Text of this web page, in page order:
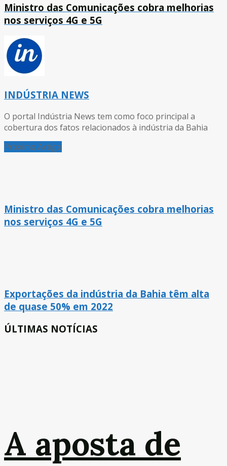
Ministro das Comunicações cobra melhorias
nos serviços 4G e 5G
INDÚSTRIA NEWS
O portal Indústria News tem como foco principal a
cobertura dos fatos relacionados à indústria da Bahia
Próximo Artigo
Ministro das Comunicações cobra melhorias
nos serviços 4G e 5G
Exportações da indústria da Bahia têm alta
de quase 50% em 2022
ÚLTIMAS NOTÍCIAS
A aposta de